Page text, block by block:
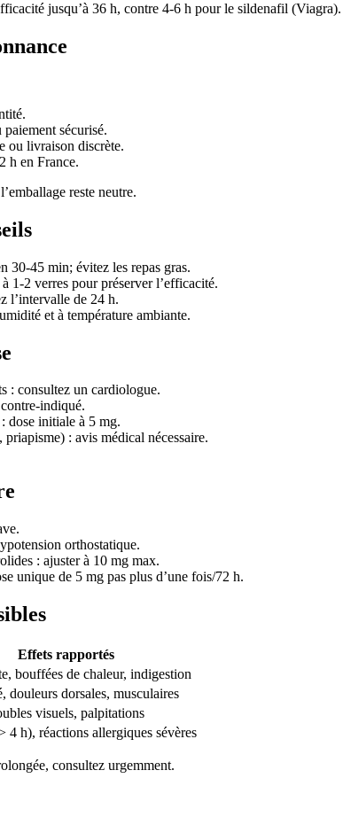
jusqu’à 36 h, contre 4-6 h pour le sildenafil (Viagra).
sécurisé.
ou livraison discrète.
h en France.
reste neutre.
30-45 min; évitez les repas gras.
1-2 verres pour préserver l’efficacité.
l’intervalle de 24 h.
et à température ambiante.
: consultez un cardiologue.
indiqué.
dose initiale à 5 mg.
: avis médical nécessaire.
orthostatique.
: ajuster à 10 mg max.
unique de 5 mg pas plus d’une fois/72 h.
Effets rapportés
bouffées de chaleur, indigestion
douleurs dorsales, musculaires
visuels, palpitations
4 h), réactions allergiques sévères
consultez urgemment.